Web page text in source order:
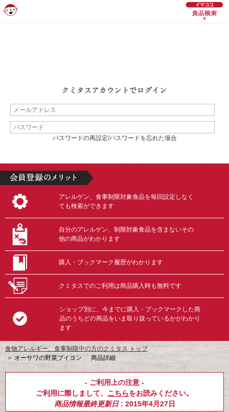
パスワードの再設定/パスワードを忘れた場合
アレルゲン、食事制限対象食品を毎回設定しなく
ても検索ができます
自分のアレルゲン、制限対象食品を含まないその
他の商品がわかります
購入・ブックマーク履歴がわかります
クミタスでのご利用は商品購入時も無料です
ショップ別に、今までに購入・ブックマークした商
品のうちどの商品をいま取り扱っているかがわかり
ます
食物アレルギー、食事制限中の方のクミタス トップ
＞オーサワの野菜ブイヨン 商品詳細
- ご利用上の注意 -
ご利用に際しまして、 こちらをお読みください。
商品情報最終更新日: 2015年4月27日